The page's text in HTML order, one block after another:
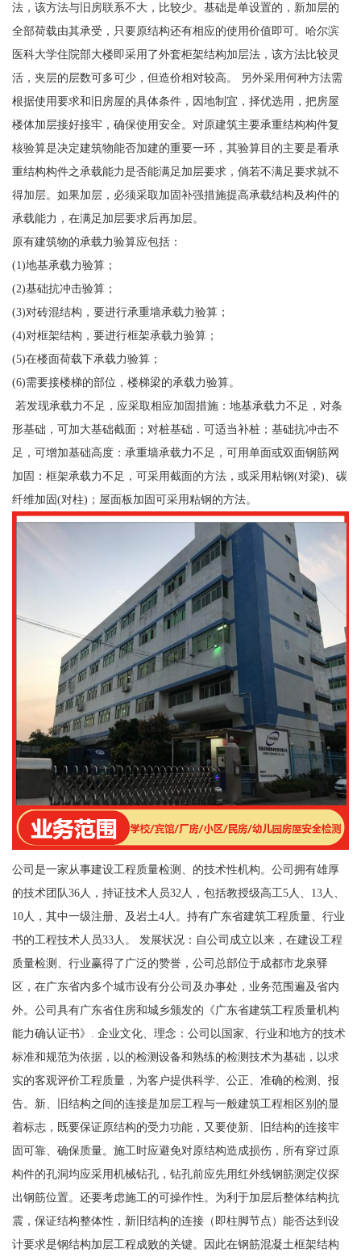
法，该方法与旧房联系不大，比较少。基础是单设置的，新加层的
全部荷载由其承受，只要原结构还有相应的使用价值即可。哈尔滨
医科大学住院部大楼即采用了外套柜架结构加层法，该方法比较灵
活，夹层的层数可多可少，但造价相对较高。 另外采用何种方法需
根据使用要求和旧房屋的具体条件，因地制宜，择优选用，把房屋
楼体加层接好接牢，确保使用安全。对原建筑主要承重结构构件复
核验算是决定建筑物能否加建的重要一环，其验算目的主要是看承
重结构构件之承载能力是否能满足加层要求，倘若不满足要求就不
得加层。如果加层，必须采取加固补强措施提高承载结构及构件的
承载能力，在满足加层要求后再加层。
原有建筑物的承载力验算应包括：
(1)地基承载力验算；
(2)基础抗冲击验算；
(3)对砖混结构，要进行承重墙承载力验算；
(4)对框架结构，要进行框架承载力验算；
(5)在楼面荷载下承载力验算；
(6)需要接楼梯的部位，楼梯梁的承载力验算。
若发现承载力不足，应采取相应加固措施：地基承载力不足，对条
形基础，可加大基础截面；对桩基础．可适当补桩；基础抗冲击不
足，可增加基础高度：承重墙承载力不足，可用单面或双面钢筋网
加固：框架承载力不足，可采用截面的方法，或采用粘钢(对梁)、碳
纤维加固(对柱)；屋面板加固可采用粘钢的方法。
公司是一家从事建设工程质量检测、的技术性机构。公司拥有雄厚
的技术团队36人，持证技术人员32人，包括教授级高工5人、13人、
10人，其中一级注册、及岩土4人。持有广东省建筑工程质量、行业
书的工程技术人员33人。 发展状况：自公司成立以来，在建设工程
质量检测、行业赢得了广泛的赞誉，公司总部位于成都市龙泉驿
区，在广东省内多个城市设有分公司及办事处，业务范围遍及省内
外。公司具有广东省住房和城乡颁发的《广东省建筑工程质量机构
能力确认证书》. 企业文化、理念：公司以国家、行业和地方的技术
标准和规范为依据，以的检测设备和熟练的检测技术为基础，以求
实的客观评价工程质量，为客户提供科学、公正、准确的检测、报
告。新、旧结构之间的连接是加层工程与一般建筑工程相区别的显
着标志，既要保证原结构的受力功能，又要使新、旧结构的连接牢
固可靠、确保质量。施工时应避免对原结构造成损伤，所有穿过原
构件的孔洞均应采用机械钻孔，钻孔前应先用红外线钢筋测定仪探
出钢筋位置。还要考虑施工的可操作性。为利于加层后整体结构抗
震，保证结构整体性，新旧结构的连接（即柱脚节点）能否达到设
计要求是钢结构加层工程成败的关键。因此在钢筋混凝土框架结构